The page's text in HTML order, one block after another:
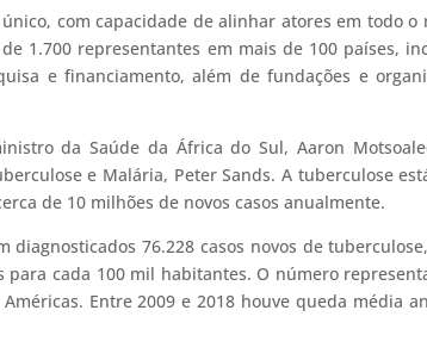
com capacidade de alinhar atores em todo o
1.700 representantes em mais de 100 países,
e financiamento, além de fundações e
da Saúde da África do Sul, Aaron
e Malária, Peter Sands. A tuberculose
de 10 milhões de novos casos anualmente.
76.228 casos novos de
cada 100 mil habitantes. O número
Entre 2009 e 2018 houve queda média